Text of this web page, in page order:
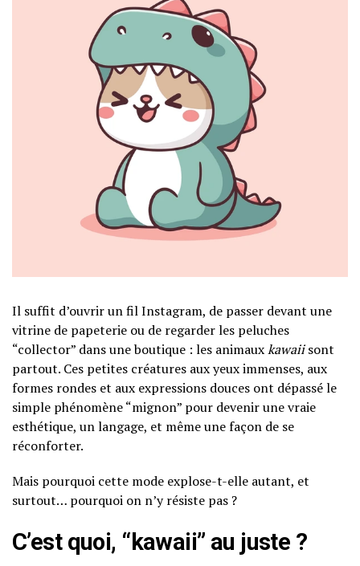
Il suffit d’ouvrir un fil Instagram, de passer devant une
vitrine de papeterie ou de regarder les peluches
“collector” dans une boutique : les animauxkawaiisont
partout. Ces petites créatures aux yeux immenses, aux
formes rondes et aux expressions douces ont dépassé le
simple phénomène “mignon” pour devenir une vraie
esthétique, un langage, et même une façon de se
réconforter.
Mais pourquoi cette mode explose-t-elle autant, et
surtout… pourquoi on n’y résiste pas ?
C’est quoi, “kawaii” au juste ?